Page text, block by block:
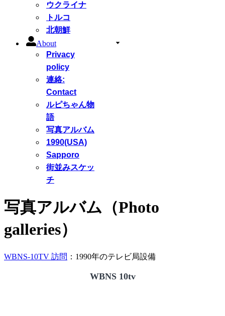
ウクライナ
トルコ
北朝鮮
About
Privacy
policy
連絡:
Contact
ルピちゃん物
語
写真アルバム
1990(USA)
Sapporo
街並みスケッ
チ
写真アルバム（Photo
galleries）
WBNS-10TV 訪問 ：1990年のテレビ局設備
WBNS 10tv